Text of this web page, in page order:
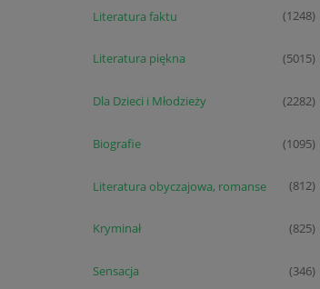
Literatura faktu (1248)
Literatura piękna (5015)
Dla Dzieci i Młodzieży (2282)
Biografie (1095)
Literatura obyczajowa, romanse (812)
Kryminał (825)
Sensacja (346)